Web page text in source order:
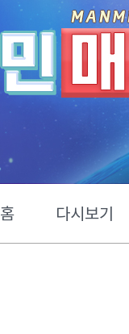
홈 다시보기